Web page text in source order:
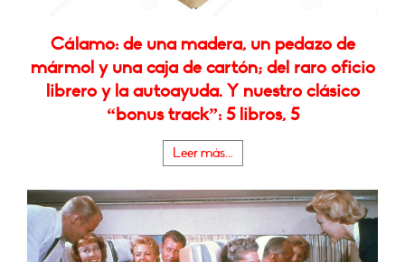
Cálamo: de una madera, un pedazo de
mármol y una caja de cartón; del raro oficio
librero y la autoayuda. Y nuestro clásico
“bonus track”: 5 libros, 5
Leer más...